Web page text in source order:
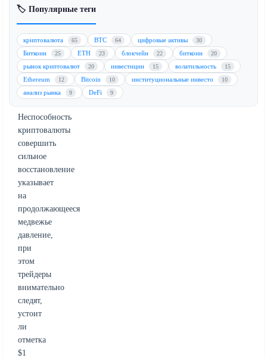
держит
критический
уровень
поддержки
$1
под
пристальным
Неспособность
криптовалюты
совершить
сильное
восстановление
указывает
на
продолжающееся
медвежье
давление,
при
этом
трейдеры
внимательно
следят,
устоит
ли
отметка
$1
🏷️ Популярные теги
криптовалюта 65 BTC 64 цифровые активы 30
Биткоин 25 ETH 23 блокчейн 22 биткоин 20
рынок криптовалют 20 инвестиции 15 волатильность 15
Ethereum 12 Bitcoin 10 институциональные инвесто 10
анализ рынка 9 DeFi 9